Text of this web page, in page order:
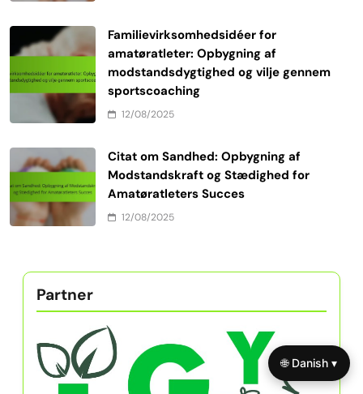
Familievirksomhedsidéer for
amatøratleter: Opbygning af
modstandsdygtighed og vilje gennem
sportscoaching
12/08/2025
Citat om Sandhed: Opbygning af
Modstandskraft og Stædighed for
Amatøratleters Succes
12/08/2025
Partner
🌐 Danish ▾